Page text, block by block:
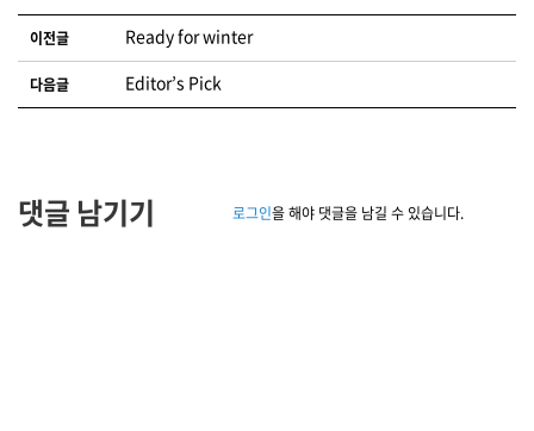
글 네비게이션
이전글 Ready for winter
다음글 Editor’s Pick
댓글 남기기 로그인을 해야 댓글을 남길 수 있습니다.